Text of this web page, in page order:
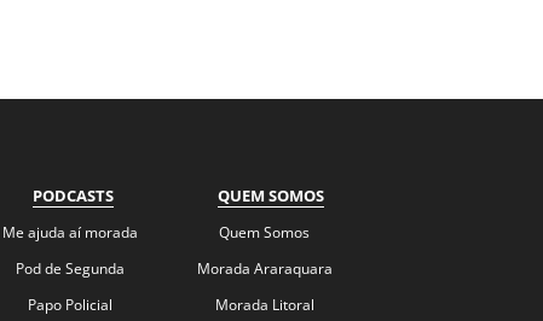
PODCASTS
Me ajuda aí morada
Pod de Segunda
Papo Policial
QUEM SOMOS
Quem Somos
Morada Araraquara
Morada Litoral